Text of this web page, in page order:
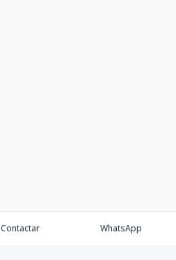
Contactar WhatsApp